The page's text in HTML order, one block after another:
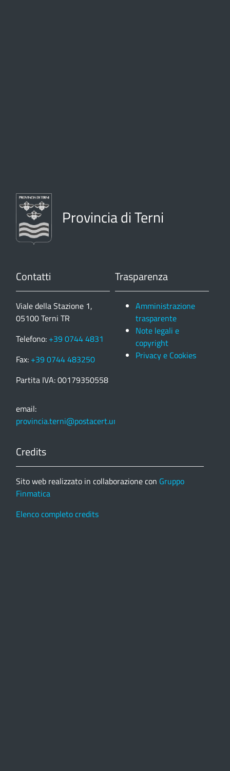
Provincia di Terni
Contatti
Viale della Stazione 1,
05100 Terni TR
Telefono: +39 0744 4831
Fax: +39 0744 483250
Partita IVA: 00179350558
email:
provincia.terni@postacert.umbria.it
Trasparenza
Amministrazione
trasparente
Note legali e
copyright
Privacy e Cookies
Credits
Sito web realizzato in collaborazione con Gruppo
Finmatica
Elenco completo credits